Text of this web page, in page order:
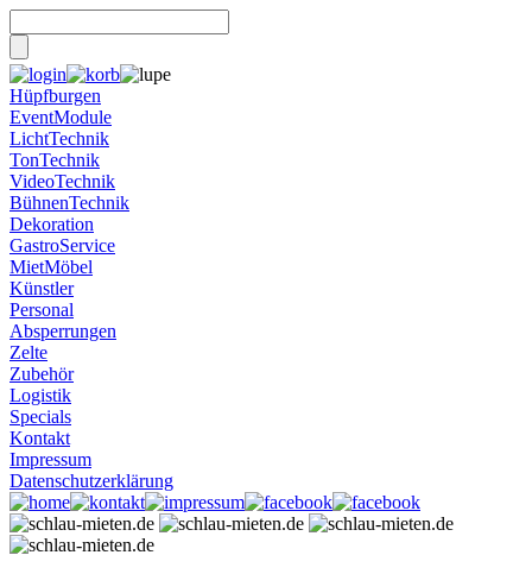
Hüpfburgen
EventModule
LichtTechnik
TonTechnik
VideoTechnik
BühnenTechnik
Dekoration
GastroService
MietMöbel
Künstler
Personal
Absperrungen
Zelte
Zubehör
Logistik
Specials
Kontakt
Impressum
Datenschutzerklärung